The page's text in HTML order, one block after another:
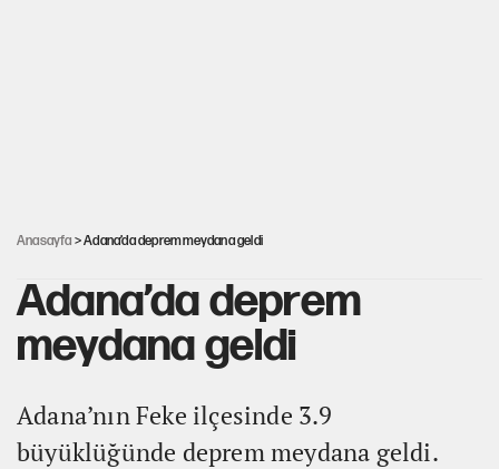
Anasayfa > Adana’da deprem meydana geldi
Adana’da deprem
meydana geldi
Adana’nın Feke ilçesinde 3.9
büyüklüğünde deprem meydana geldi.